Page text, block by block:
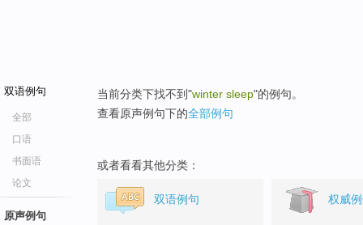
双语例句
全部
口语
书面语
论文
原声例句
当前分类下找不到"winter sleep"的例句。
查看原声例句下的全部例句
或者看看其他分类：
双语例句 权威